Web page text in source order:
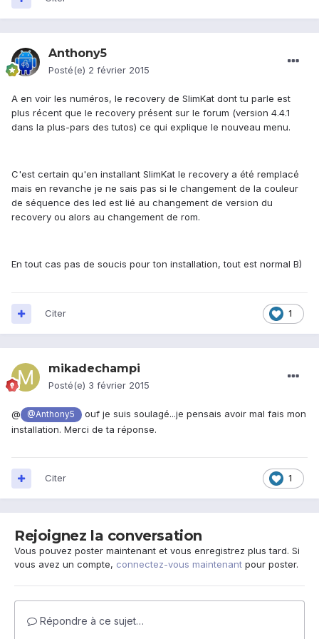
Anthony5
Posté(e) 2 février 2015
A en voir les numéros, le recovery de SlimKat dont tu parle est
plus récent que le recovery présent sur le forum (version 4.4.1
dans la plus-pars des tutos) ce qui explique le nouveau menu.
C'est certain qu'en installant SlimKat le recovery a été remplacé
mais en revanche je ne sais pas si le changement de la couleur
de séquence des led est lié au changement de version du
recovery ou alors au changement de rom.
En tout cas pas de soucis pour ton installation, tout est normal B)
1
Citer
mikadechampi
Posté(e) 3 février 2015
@ @Anthony5
ouf je suis soulagé...je pensais avoir mal fais mon
installation. Merci de ta réponse.
1
Citer
Rejoignez la conversation
Vous pouvez poster maintenant et vous enregistrez plus tard. Si
vous avez un compte, connectez-vous maintenant pour poster.
Répondre à ce sujet…